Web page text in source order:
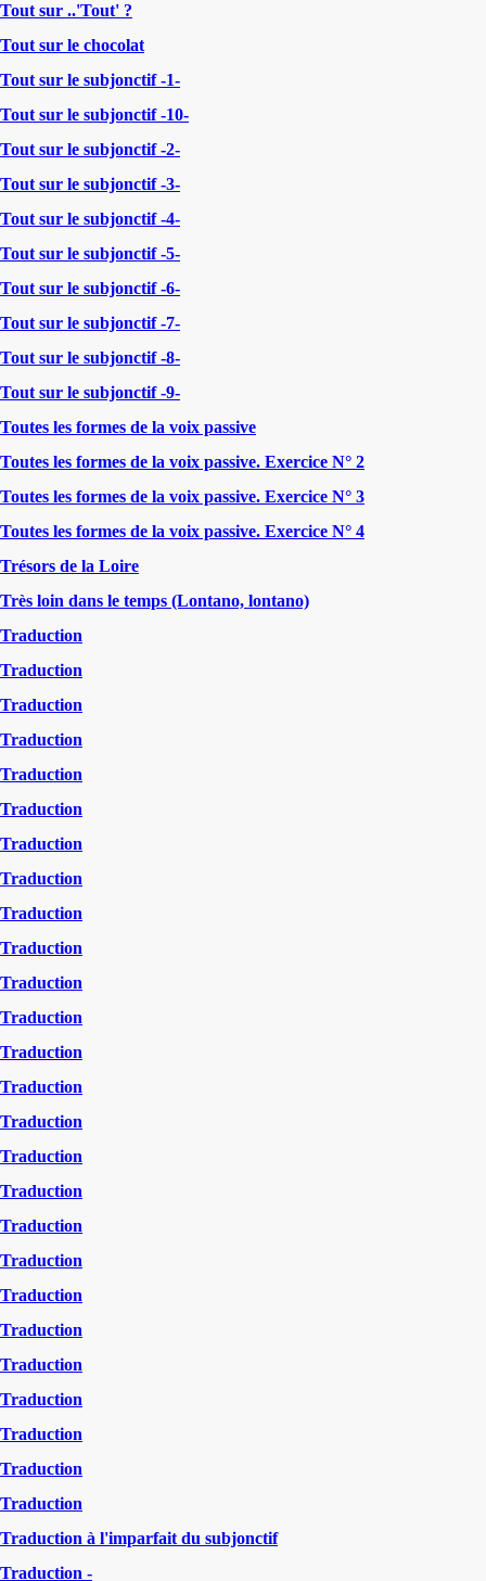
Tout sur ..'Tout' ?
Tout sur le chocolat
Tout sur le subjonctif -1-
Tout sur le subjonctif -10-
Tout sur le subjonctif -2-
Tout sur le subjonctif -3-
Tout sur le subjonctif -4-
Tout sur le subjonctif -5-
Tout sur le subjonctif -6-
Tout sur le subjonctif -7-
Tout sur le subjonctif -8-
Tout sur le subjonctif -9-
Toutes les formes de la voix passive
Toutes les formes de la voix passive. Exercice N° 2
Toutes les formes de la voix passive. Exercice N° 3
Toutes les formes de la voix passive. Exercice N° 4
Trésors de la Loire
Très loin dans le temps (Lontano, lontano)
Traduction
Traduction
Traduction
Traduction
Traduction
Traduction
Traduction
Traduction
Traduction
Traduction
Traduction
Traduction
Traduction
Traduction
Traduction
Traduction
Traduction
Traduction
Traduction
Traduction
Traduction
Traduction
Traduction
Traduction
Traduction
Traduction
Traduction à l'imparfait du subjonctif
Traduction -